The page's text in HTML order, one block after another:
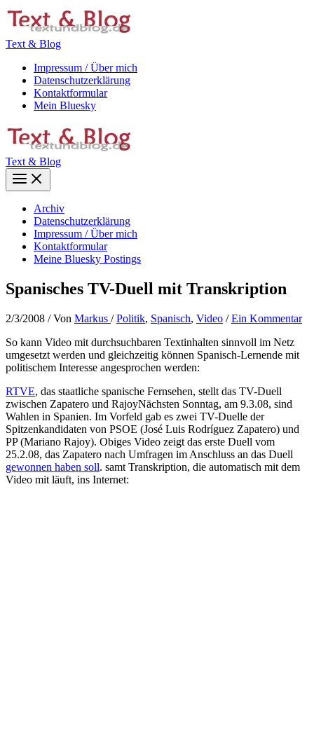
Zum
Inhalt
Text & Blog
Impressum / Über mich
Datenschutzerklärung
Kontaktformular
Mein Bluesky
Text & Blog
Main
Menu
Archiv
Datenschutzerklärung
Impressum / Über mich
Kontaktformular
Meine Bluesky Postings
Spanisches TV-Duell mit Transkription
2/3/2008 / Von Markus /Politik, Spanisch, Video /Ein Kommentar
So kann Video mit durchsuchbaren Textinhalten sinnvoll im Netz
umgesetzt werden und gleichzeitig können Spanisch-Lernende mit
politischem Interesse angesprochen werden:
RTVE, das staatliche spanische Fernsehen, stellt das TV-Duell
zwischen Zapatero und RajoyNächsten Sonntag, am 9.3.08, sind
Wahlen in Spanien. Im Vorfeld gab es zwei TV-Duelle der
Spitzenkandidaten von PSOE (José Luis Rodríguez Zapatero) und
PP (Mariano Rajoy). Obiges Video zeigt das erste Duell vom
25.2.08, das Zapatero nach Umfragen im Anschluss an das Duell
gewonnen haben soll. samt Transkription, die automatisch mit dem
Video mit läuft, ins Internet: